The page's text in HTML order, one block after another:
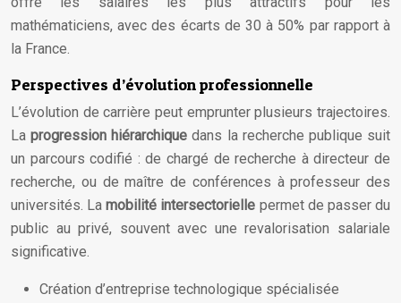
mathématiciens, avec des écarts de 30 à 50% par rapport à
la France.
Perspectives d’évolution professionnelle
L’évolution de carrière peut emprunter plusieurs trajectoires.
Laprogression hiérarchique dans la recherche publique suit
un parcours codifié : de chargé de recherche à directeur de
recherche, ou de maître de conférences à professeur des
universités. Lamobilité intersectorielle permet de passer du
public au privé, souvent avec une revalorisation salariale
significative.
Création d’entreprise technologique spécialisée